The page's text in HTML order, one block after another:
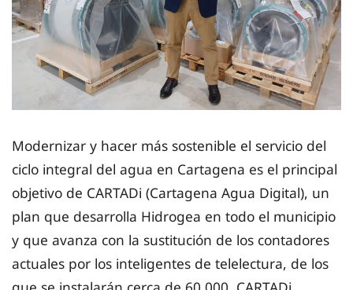
Modernizar y hacer más sostenible el servicio del
ciclo integral del agua en Cartagena es el principal
objetivo de CARTADi (Cartagena Agua Digital), un
plan que desarrolla Hidrogea en todo el municipio
y que avanza con la sustitución de los contadores
actuales por los inteligentes de telelectura, de los